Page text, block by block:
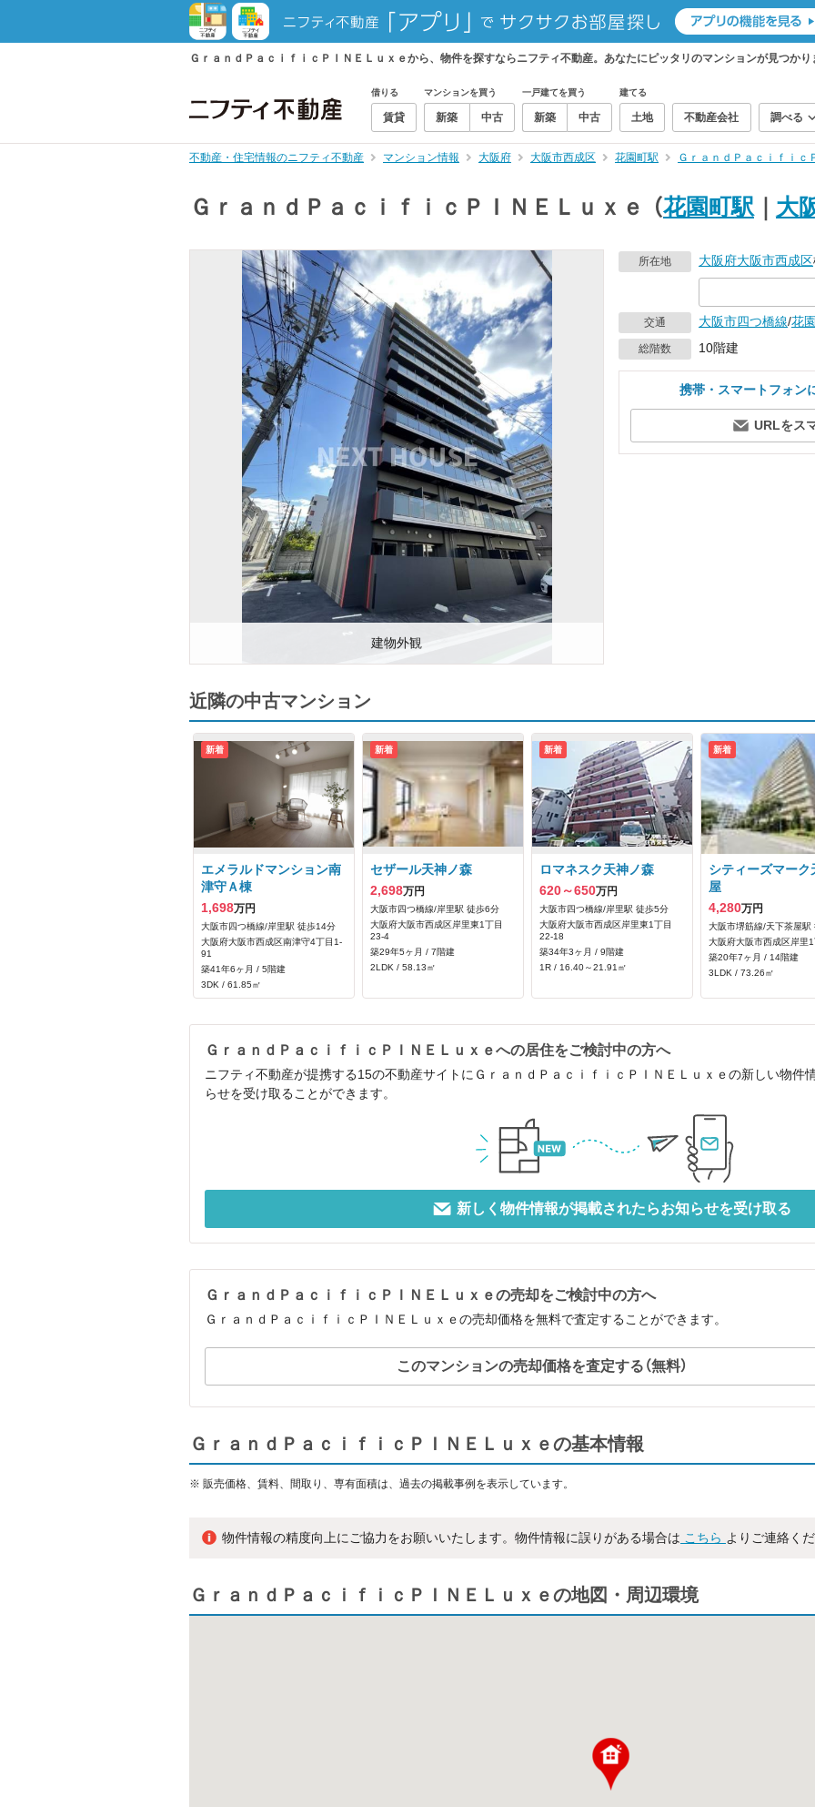
ＧｒａｎｄＰａｃｉｆｉｃＰＩＮＥＬｕｘｅから、物件を探すならニフティ不動産。あなたにピッタリのマンションが見つかり
借りる
賃貸
マンションを買う
新築 中古
一戸建てを買う
新築 中古
建てる
土地 不動産会社 調べる
不動産・住宅情報のニフティ不動産 マンション情報 大阪府 大阪市西成区 花園町駅 ＧｒａｎｄＰａｃｉｆｉｃ
ＧｒａｎｄＰａｃｉｆｉｃＰＩＮＥＬｕｘｅ （花園町駅 大
建物外観
所在地 大阪府大阪市西成区
交通 大阪市四つ橋線/花
総階数 10階建
携帯・スマートフォン
URLをス
近隣の中古マンション
新着
エメラルドマンション南
津守Ａ棟
1,698万円
大阪市四つ橋線/岸里駅 徒歩14分
大阪府大阪市西成区南津守4丁目1-
91
築41年6ヶ月 / 5階建
3DK / 61.85㎡
新着
セザール天神ノ森
2,698万円
大阪市四つ橋線/岸里駅 徒歩6分
大阪府大阪市西成区岸里東1丁目
23-4
築29年5ヶ月 / 7階建
2LDK / 58.13㎡
新着
ロマネスク天神ノ森
620～650万円
大阪市四つ橋線/岸里駅 徒歩5分
大阪府大阪市西成区岸里東1丁目
22-18
築34年3ヶ月 / 9階建
1R / 16.40～21.91㎡
新着
シティーズマーク
屋
4,280万円
大阪市堺筋線/天下茶屋駅
大阪府大阪市西成区岸里
築20年7ヶ月 / 14階建
3LDK / 73.26㎡
ＧｒａｎｄＰａｃｉｆｉｃＰＩＮＥＬｕｘｅへの居住をご検討中の方へ
ニフティ不動産が提携する15の不動産サイトにＧｒａｎｄＰａｃｉｆｉｃＰＩＮＥＬｕｘｅの新しい物件
らせを受け取ることができます。
新しく物件情報が掲載されたらお知らせを受け取る
ＧｒａｎｄＰａｃｉｆｉｃＰＩＮＥＬｕｘｅの売却をご検討中の方へ
ＧｒａｎｄＰａｃｉｆｉｃＰＩＮＥＬｕｘｅの売却価格を無料で査定することができます。
このマンションの売却価格を査定する（無料）
ＧｒａｎｄＰａｃｉｆｉｃＰＩＮＥＬｕｘｅの基本情報
※ 販売価格、賃料、間取り、専有面積は、過去の掲載事例を表示しています。
物件情報の精度向上にご協力をお願いいたします。物件情報に誤りがある場合は こちら よりご連絡く
ＧｒａｎｄＰａｃｉｆｉｃＰＩＮＥＬｕｘｅの地図・周辺環境